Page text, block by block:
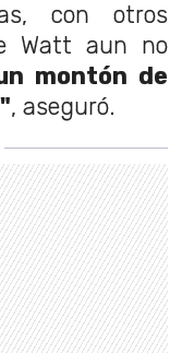
con otros
Watt aun no
montón de
, aseguró.